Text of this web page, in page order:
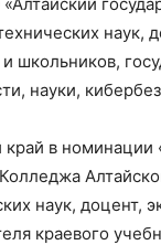
наук,
и школьников,
науки,
край в номинации
наук, доцент,
краевого